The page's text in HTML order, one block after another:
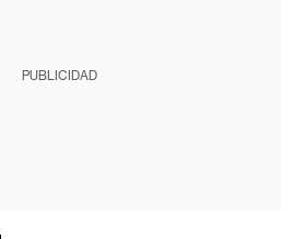
PUBLICIDAD